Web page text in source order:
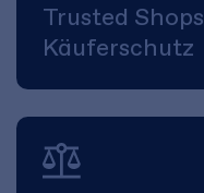
Trusted Shops
Käuferschutz